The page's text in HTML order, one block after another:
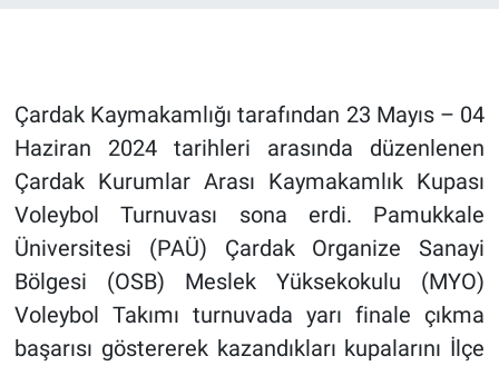
Çardak Kaymakamlığı tarafından 23 Mayıs – 04
Haziran 2024 tarihleri arasında düzenlenen
Çardak Kurumlar Arası Kaymakamlık Kupası
Voleybol Turnuvası sona erdi. Pamukkale
Üniversitesi (PAÜ) Çardak Organize Sanayi
Bölgesi (OSB) Meslek Yüksekokulu (MYO)
Voleybol Takımı turnuvada yarı finale çıkma
başarısı göstererek kazandıkları kupalarını İlçe